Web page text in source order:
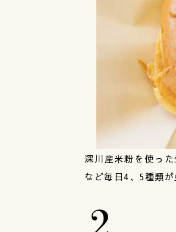
深川産米粉を使っ
など毎日4、5種類が